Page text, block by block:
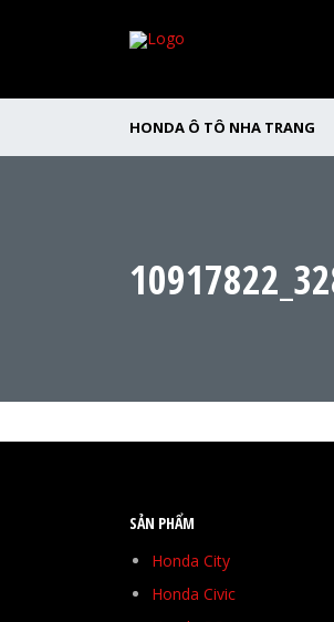
HONDA Ô TÔ NHA TRANG
SẢN PHẨM
Honda City
Honda Civic